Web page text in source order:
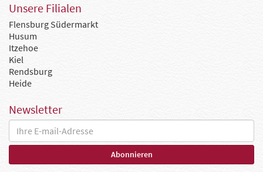
Unsere Filialen
Flensburg Südermarkt
Husum
Itzehoe
Kiel
Rendsburg
Heide
Newsletter